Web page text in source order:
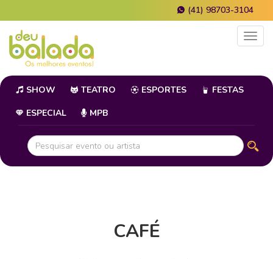
(41) 98703-3104
SHOW TEATRO ESPORTES FESTAS
ESPECIAL MPB
CAFÉ